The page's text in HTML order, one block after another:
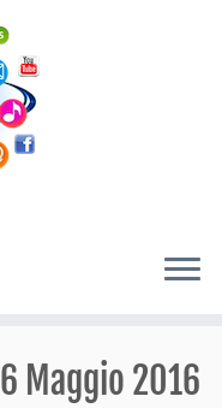
6 Maggio 2016